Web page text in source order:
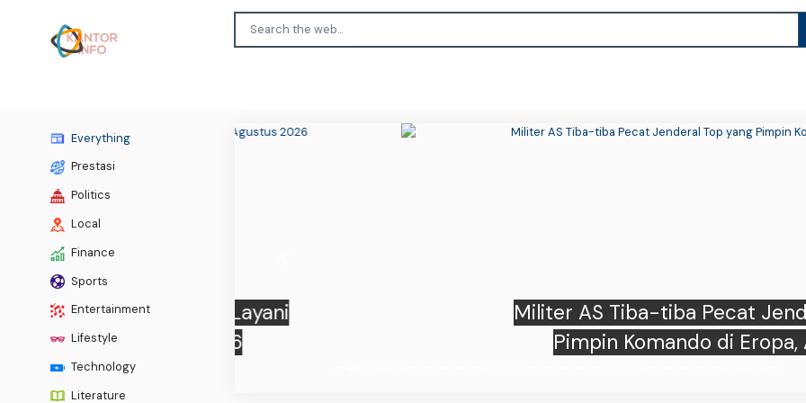
Everything
Prestasi
Politics
Local
Finance
Sports
Entertainment
Lifestyle
Technology
Literature
Militer AS Tiba-tiba Pecat Jenderal Top yang
Pimpin Komando di Eropa, Ada Apa?